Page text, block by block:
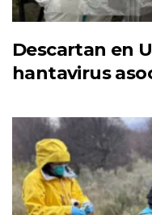
Descartan en
hantavirus